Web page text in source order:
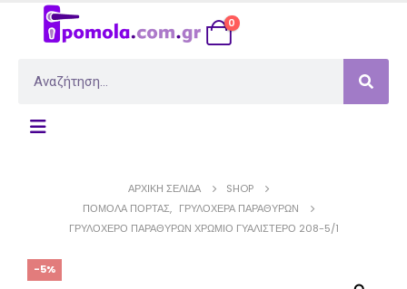
0
ΑΡΧΙΚΉ ΣΕΛΊΔΑ
SHOP
ΠΌΜΟΛΑ ΠΌΡΤΑΣ, ΓΡΥΛΌΧΕΡΑ ΠΑΡΑΘΎΡΩΝ
ΓΡΥΛΌΧΕΡΟ ΠΑΡΑΘΎΡΩΝ ΧΡΏΜΙΟ ΓΥΑΛΙΣΤΕΡΌ 208-5/1
-5%